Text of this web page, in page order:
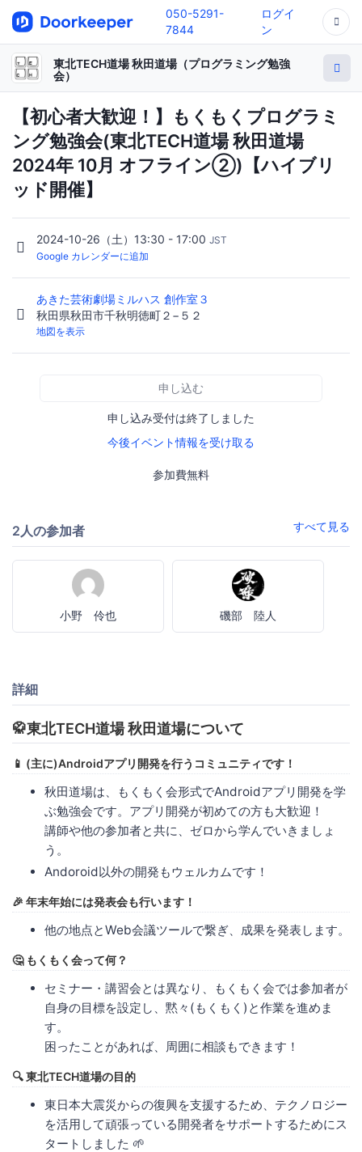
050-5291-
7844
ログイ
ン
東北TECH道場 秋田道場（プログラミング勉強
会）
【初心者大歓迎！】もくもくプログラミ
ング勉強会(東北TECH道場 秋田道場
2024年 10月 オフライン②)【ハイブリ
ッド開催】
2024-10-26（土）13:30 - 17:00 JST
Google カレンダーに追加
あきた芸術劇場ミルハス 創作室３
秋田県秋田市千秋明徳町２−５２
地図を表示
申し込む
申し込み受付は終了しました
今後イベント情報を受け取る
参加費無料
2人の参加者 すべて見る
小野 伶也 磯部 陸人
詳細
🥋東北TECH道場 秋田道場について
📱 (主に)Androidアプリ開発を行うコミュニティです！
秋田道場は、もくもく会形式でAndroidアプリ開発を学
ぶ勉強会です。アプリ開発が初めての方も大歓迎！
講師や他の参加者と共に、ゼロから学んでいきましょ
う。
Andoroid以外の開発もウェルカムです！
🎉 年末年始には発表会も行います！
他の地点とWeb会議ツールで繋ぎ、成果を発表します。
🤔 もくもく会って何？
セミナー・講習会とは異なり、もくもく会では参加者が
自身の目標を設定し、黙々(もくもく)と作業を進めま
す。
困ったことがあれば、周囲に相談もできます！
🔍 東北TECH道場の目的
東日本大震災からの復興を支援するため、テクノロジー
を活用して頑張っている開発者をサポートするためにス
タートしました 🌱